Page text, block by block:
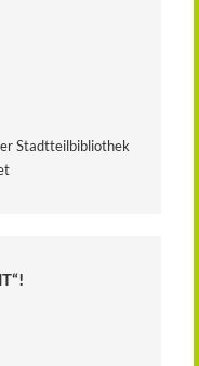
Stadtteilbibliothek